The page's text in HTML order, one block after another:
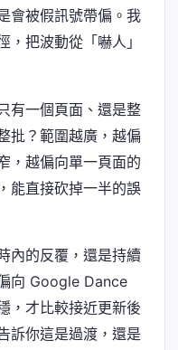
會被假訊號帶偏。我
，把波動從「嚇人」
有一個頁面、還是整
批？範圍越廣，越偏
，越偏向單一頁面的
能直接砍掉一半的誤
內的反覆，還是持續
向 Google Dance
，才比較接近更新後
訴你這是過渡，還是